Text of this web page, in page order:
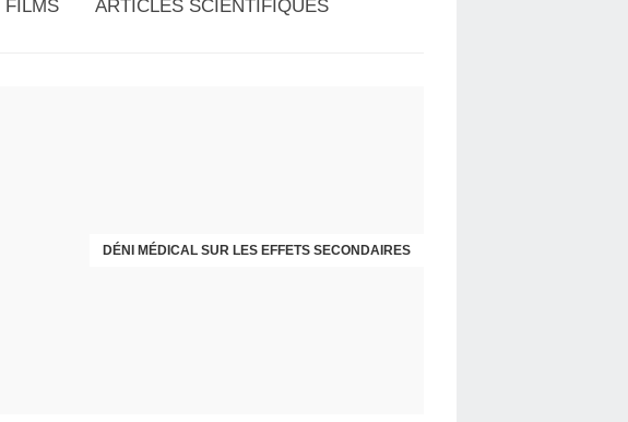
FILMS
ARTICLES SCIENTIFIQUES
DÉNI MÉDICAL SUR LES EFFETS SECONDAIRES